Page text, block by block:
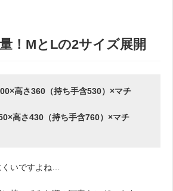
！MとLの2サイズ展開
高さ360（持ち手含530）×マチ
高さ430（持ち手含760）×マチ
いですよね…